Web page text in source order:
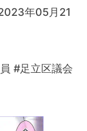
年05月21
#足立区議会